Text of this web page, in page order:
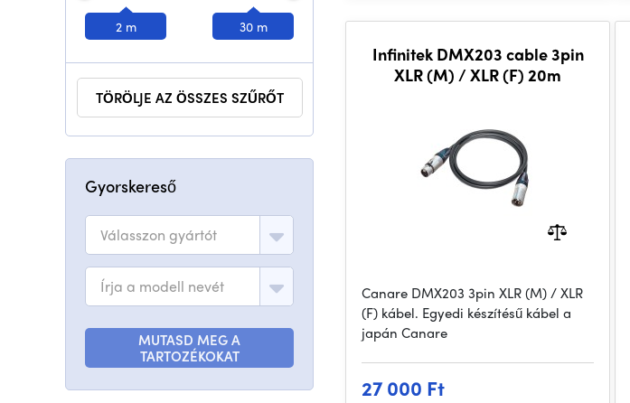
2 m 30 m
TÖRÖLJE AZ ÖSSZES SZŰRŐT
Gyorskereső
Válasszon gyártót
Írja a modell nevét
MUTASD MEG A
TARTOZÉKOKAT
Infinitek DMX203 cable 3pin
XLR (M) / XLR (F) 20m
Canare DMX203 3pin XLR (M) / XLR
(F) kábel. Egyedi készítésű kábel a
japán Canare
27 000 Ft